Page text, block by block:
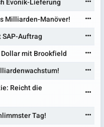
Evonik-Lieferung
Milliarden-Manöver!
Auftrag
mit Brookfield
Reicht die
Tag!